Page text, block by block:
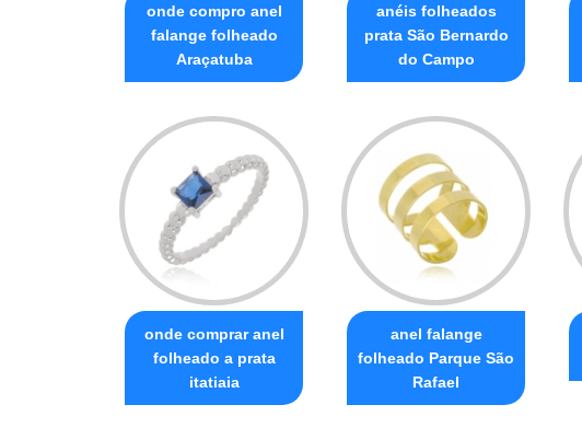
onde compro anel
falange folheado
Araçatuba
anéis folheados
prata São Bernardo
do Campo
onde comprar anel
folheado a prata
itatiaia
anel falange
folheado Parque São
Rafael